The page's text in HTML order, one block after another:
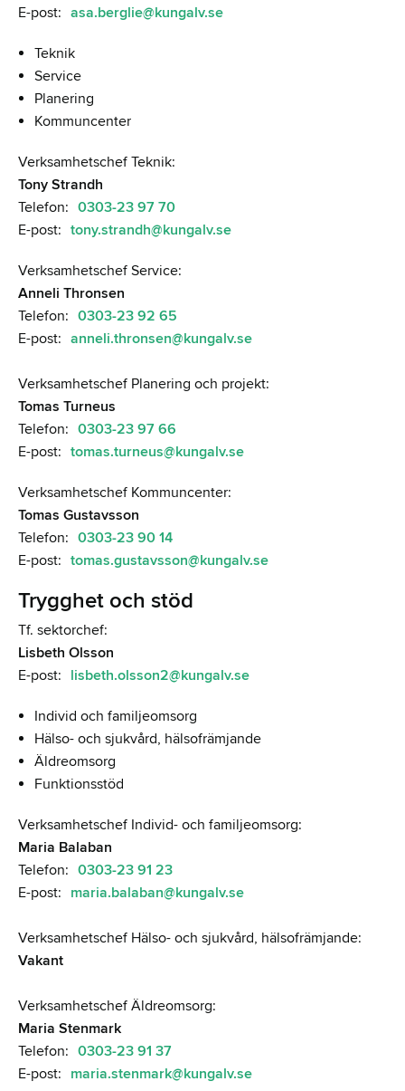
E-post: asa.berglie@kungalv.se
Teknik
Service
Planering
Kommuncenter
Verksamhetschef Teknik:
Tony Strandh
Telefon: 0303-23 97 70
E-post: tony.strandh@kungalv.se
Verksamhetschef Service:
Anneli Thronsen
Telefon: 0303-23 92 65
E-post: anneli.thronsen@kungalv.se
Verksamhetschef Planering och projekt:
Tomas Turneus
Telefon: 0303-23 97 66
E-post: tomas.turneus@kungalv.se
Verksamhetschef Kommuncenter:
Tomas Gustavsson
Telefon: 0303-23 90 14
E-post: tomas.gustavsson@kungalv.se
Trygghet och stöd
Tf. sektorchef:
Lisbeth Olsson
E-post: lisbeth.olsson2@kungalv.se
Individ och familjeomsorg
Hälso- och sjukvård, hälsofrämjande
Äldreomsorg
Funktionsstöd
Verksamhetschef Individ- och familjeomsorg:
Maria Balaban
Telefon: 0303-23 91 23
E-post: maria.balaban@kungalv.se
Verksamhetschef Hälso- och sjukvård, hälsofrämjande:
Vakant
Verksamhetschef Äldreomsorg:
Maria Stenmark
Telefon: 0303-23 91 37
E-post: maria.stenmark@kungalv.se